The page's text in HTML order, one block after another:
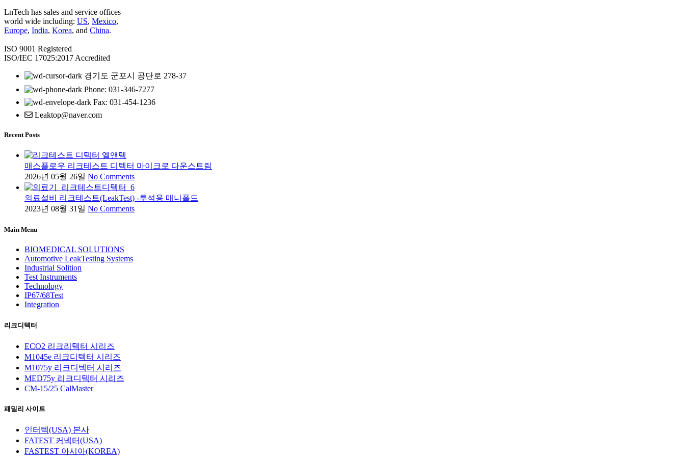
LnTech has sales and service offices
world wide including: US, Mexico,
Europe, India, Korea, and China.
ISO 9001 Registered
ISO/IEC 17025:2017 Accredited
경기도 군포시 공단로 278-37
Phone: 031-346-7277
Fax: 031-454-1236
Leaktop@naver.com
Recent Posts
매스플로우 리크테스트 디텍터 마이크로 다운스트림
2026년 05월 26일 No Comments
의료설비 리크테스트(LeakTest) -투석용 매니폴드
2023년 08월 31일 No Comments
Main Menu
BIOMEDICAL SOLUTIONS
Automotive LeakTesting Systems
Industrial Solition
Test Instruments
Technology
IP67/68Test
Integration
리크디텍터
ECO2 리크리텍터 시리즈
M1045e 리크디텍터 시리즈
M1075y 리크디텍터 시리즈
MED75y 리크디텍터 시리즈
CM-15/25 CalMaster
패밀리 사이트
인터텍(USA) 본사
FATEST 커넥터(USA)
FASTEST 아시아(KOREA)